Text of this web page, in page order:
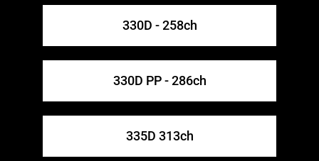
330D - 258ch
330D PP - 286ch
335D 313ch